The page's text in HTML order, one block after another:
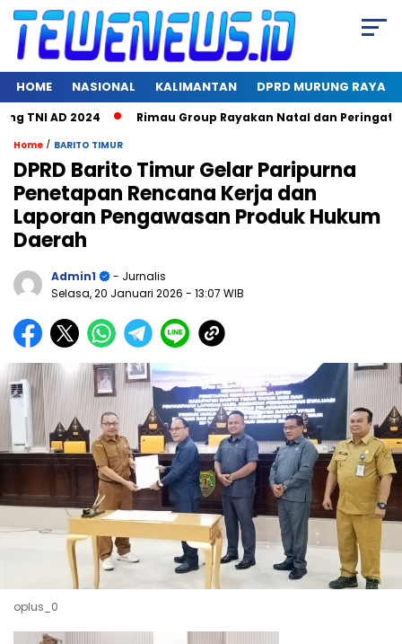
HOME NASIONAL KALIMANTAN DPRD MURUNG RAYA
AD 2024 Rimau Group Rayakan Natal dan Peringati Hari
Home / BARITO TIMUR
DPRD Barito Timur Gelar Paripurna
Penetapan Rencana Kerja dan
Laporan Pengawasan Produk Hukum
Daerah
Admin1
- Jurnalis
Selasa, 20 Januari 2026 - 13:07 WIB
oplus_0